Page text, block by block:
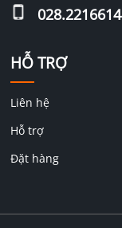
HỖ TRỢ
Liên hệ
Hỗ trợ
Đặt hàng